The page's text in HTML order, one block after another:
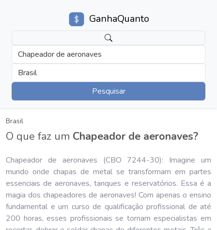
GanhaQuanto
Chapeador de aeronaves
Brasil
Pesquisar
Brasil
O que faz um Chapeador de aeronaves?
Chapeador de aeronaves (CBO 7244-30): Imagine um
mundo onde chapas de metal se transformam em partes
essenciais de aeronaves, tanques e reservatórios. Essa é a
magia dos chapeadores de aeronaves! Com apenas o ensino
fundamental e um curso de qualificação profissional de até
200 horas, esses profissionais se tornam especialistas em